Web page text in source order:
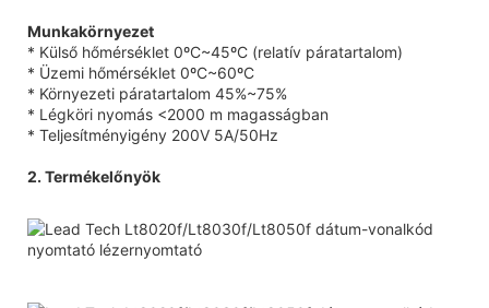
Munkakörnyezet
* Külső hőmérséklet 0ºC~45ºC (relatív páratartalom)
* Üzemi hőmérséklet 0ºC~60ºC
* Környezeti páratartalom 45%~75%
* Légköri nyomás <2000 m magasságban
* Teljesítményigény 200V 5A/50Hz
2. Termékelőnyök